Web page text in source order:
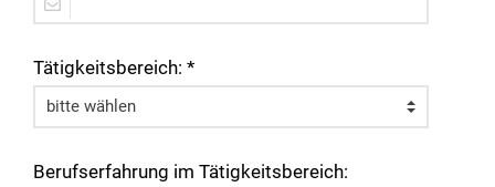
Tätigkeitsbereich: *
Berufserfahrung im Tätigkeitsbereich: